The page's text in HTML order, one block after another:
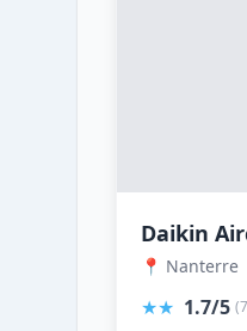
📍 Nanterre
★★ 1.7/5